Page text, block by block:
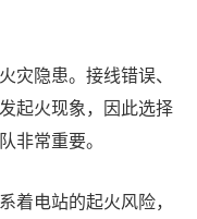
灾隐患。接线错误、
起火现象，因此选择
非常重要。
着电站的起火风险，